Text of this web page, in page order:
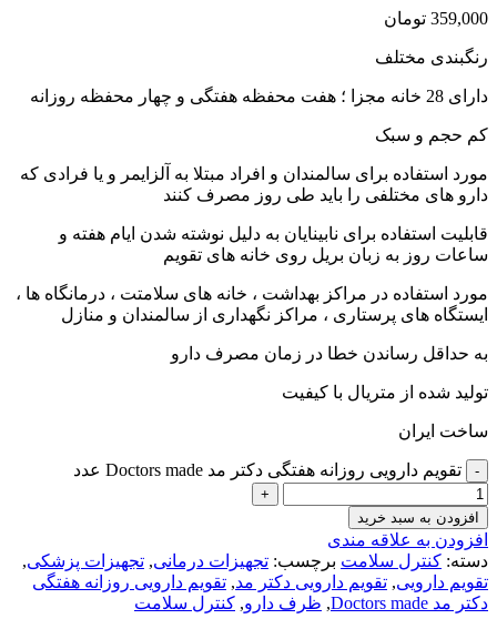
359,000 تومان
رنگبندی مختلف
دارای 28 خانه مجزا ؛ هفت محفظه هفتگی و چهار محفظه روزانه
کم حجم و سبک
مورد استفاده برای سالمندان و افراد مبتلا به آلزایمر و یا فرادی که
دارو های مختلفی را باید طی روز مصرف کنند
قابلیت استفاده برای نابینایان به دلیل نوشته شدن ایام هفته و
ساعات روز به زبان بریل روی خانه های تقویم
مورد استفاده در مراکز بهداشت ، خانه های سلامتت ، درمانگاه ها ،
ایستگاه های پرستاری ، مراکز نگهداری از سالمندان و منازل
به حداقل رساندن خطا در زمان مصرف دارو
تولید شده از متریال با کیفیت
ساخت ایران
تقویم دارویی روزانه هفتگی دکتر مد Doctors made عدد
افزودن به سبد خرید
افزودن به علاقه مندی
دسته: کنترل سلامت برچسب: تجهیزات درمانی, تجهیزات پزشکی,
تقویم دارویی, تقویم دارویی دکتر مد, تقویم دارویی روزانه هفتگی
دکتر مد Doctors made
, ظرف دارو, کنترل سلامت